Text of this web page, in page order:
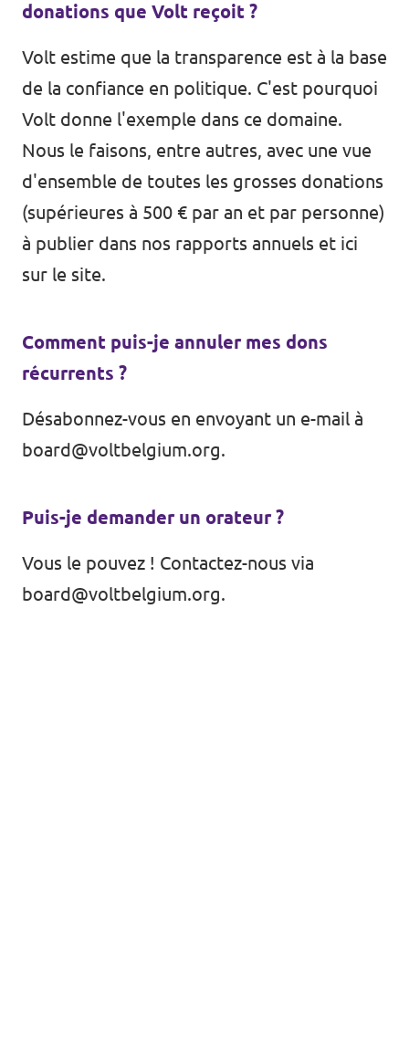
donations que Volt reçoit ?
Volt estime que la transparence est à la base
de la confiance en politique. C'est pourquoi
Volt donne l'exemple dans ce domaine.
Nous le faisons, entre autres, avec une vue
d'ensemble de toutes les grosses donations
(supérieures à 500 € par an et par personne)
à publier dans nos rapports annuels et ici
sur le site.
Comment puis-je annuler mes dons
récurrents ?
Désabonnez-vous en envoyant un e-mail à
board@voltbelgium.org.
Puis-je demander un orateur ?
Vous le pouvez ! Contactez-nous via
board@voltbelgium.org.